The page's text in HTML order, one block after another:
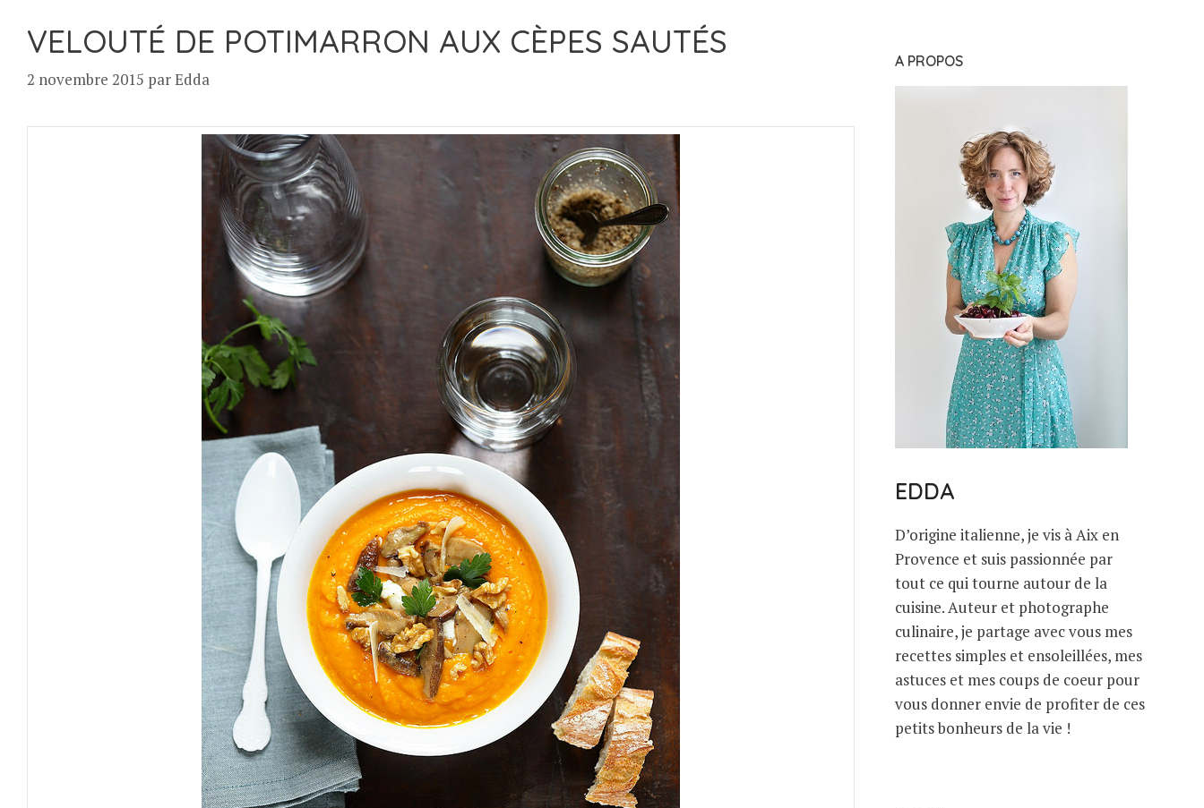
VELOUTÉ DE POTIMARRON AUX CÈPES SAUTÉS
2 novembre 2015 parEdda
A PROPOS
EDDA
D’origine italienne, je vis à Aix en
Provence et suis passionnée par
tout ce qui tourne autour de la
cuisine. Auteur et photographe
culinaire, je partage avec vous mes
recettes simples et ensoleillées, mes
astuces et mes coups de coeur pour
vous donner envie de profiter de ces
petits bonheurs de la vie !